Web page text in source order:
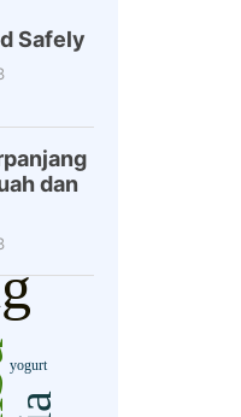
Safely
dan